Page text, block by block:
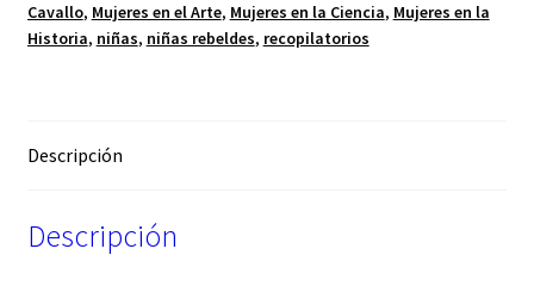
Cavallo, Mujeres en el Arte, Mujeres en la Ciencia, Mujeres en la
Historia, niñas, niñas rebeldes, recopilatorios
Descripción
Descripción